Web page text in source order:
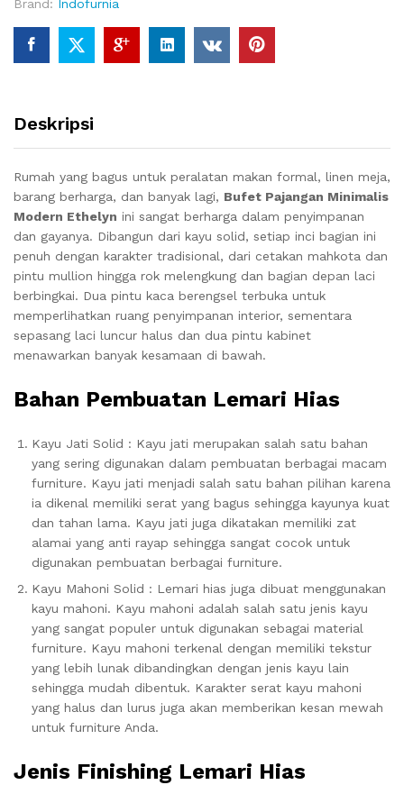
Brand: Indofurnia
Deskripsi
Rumah yang bagus untuk peralatan makan formal, linen meja,
barang berharga, dan banyak lagi, Bufet Pajangan Minimalis
Modern Ethelyn ini sangat berharga dalam penyimpanan
dan gayanya. Dibangun dari kayu solid, setiap inci bagian ini
penuh dengan karakter tradisional, dari cetakan mahkota dan
pintu mullion hingga rok melengkung dan bagian depan laci
berbingkai. Dua pintu kaca berengsel terbuka untuk
memperlihatkan ruang penyimpanan interior, sementara
sepasang laci luncur halus dan dua pintu kabinet
menawarkan banyak kesamaan di bawah.
Bahan Pembuatan Lemari Hias
Kayu Jati Solid : Kayu jati merupakan salah satu bahan
yang sering digunakan dalam pembuatan berbagai macam
furniture. Kayu jati menjadi salah satu bahan pilihan karena
ia dikenal memiliki serat yang bagus sehingga kayunya kuat
dan tahan lama. Kayu jati juga dikatakan memiliki zat
alamai yang anti rayap sehingga sangat cocok untuk
digunakan pembuatan berbagai furniture.
Kayu Mahoni Solid : Lemari hias juga dibuat menggunakan
kayu mahoni. Kayu mahoni adalah salah satu jenis kayu
yang sangat populer untuk digunakan sebagai material
furniture. Kayu mahoni terkenal dengan memiliki tekstur
yang lebih lunak dibandingkan dengan jenis kayu lain
sehingga mudah dibentuk. Karakter serat kayu mahoni
yang halus dan lurus juga akan memberikan kesan mewah
untuk furniture Anda.
Jenis Finishing Lemari Hias